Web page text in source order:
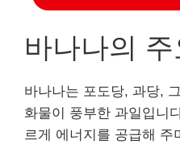
바나나의
바나나는 포도당, 과당,
화물이 풍부한 과일입니
르게 에너지를 공급해 주